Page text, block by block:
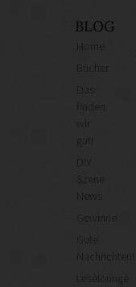
BLOG
finden
gut!
News
Gute
Nachrichten!
Leselounge